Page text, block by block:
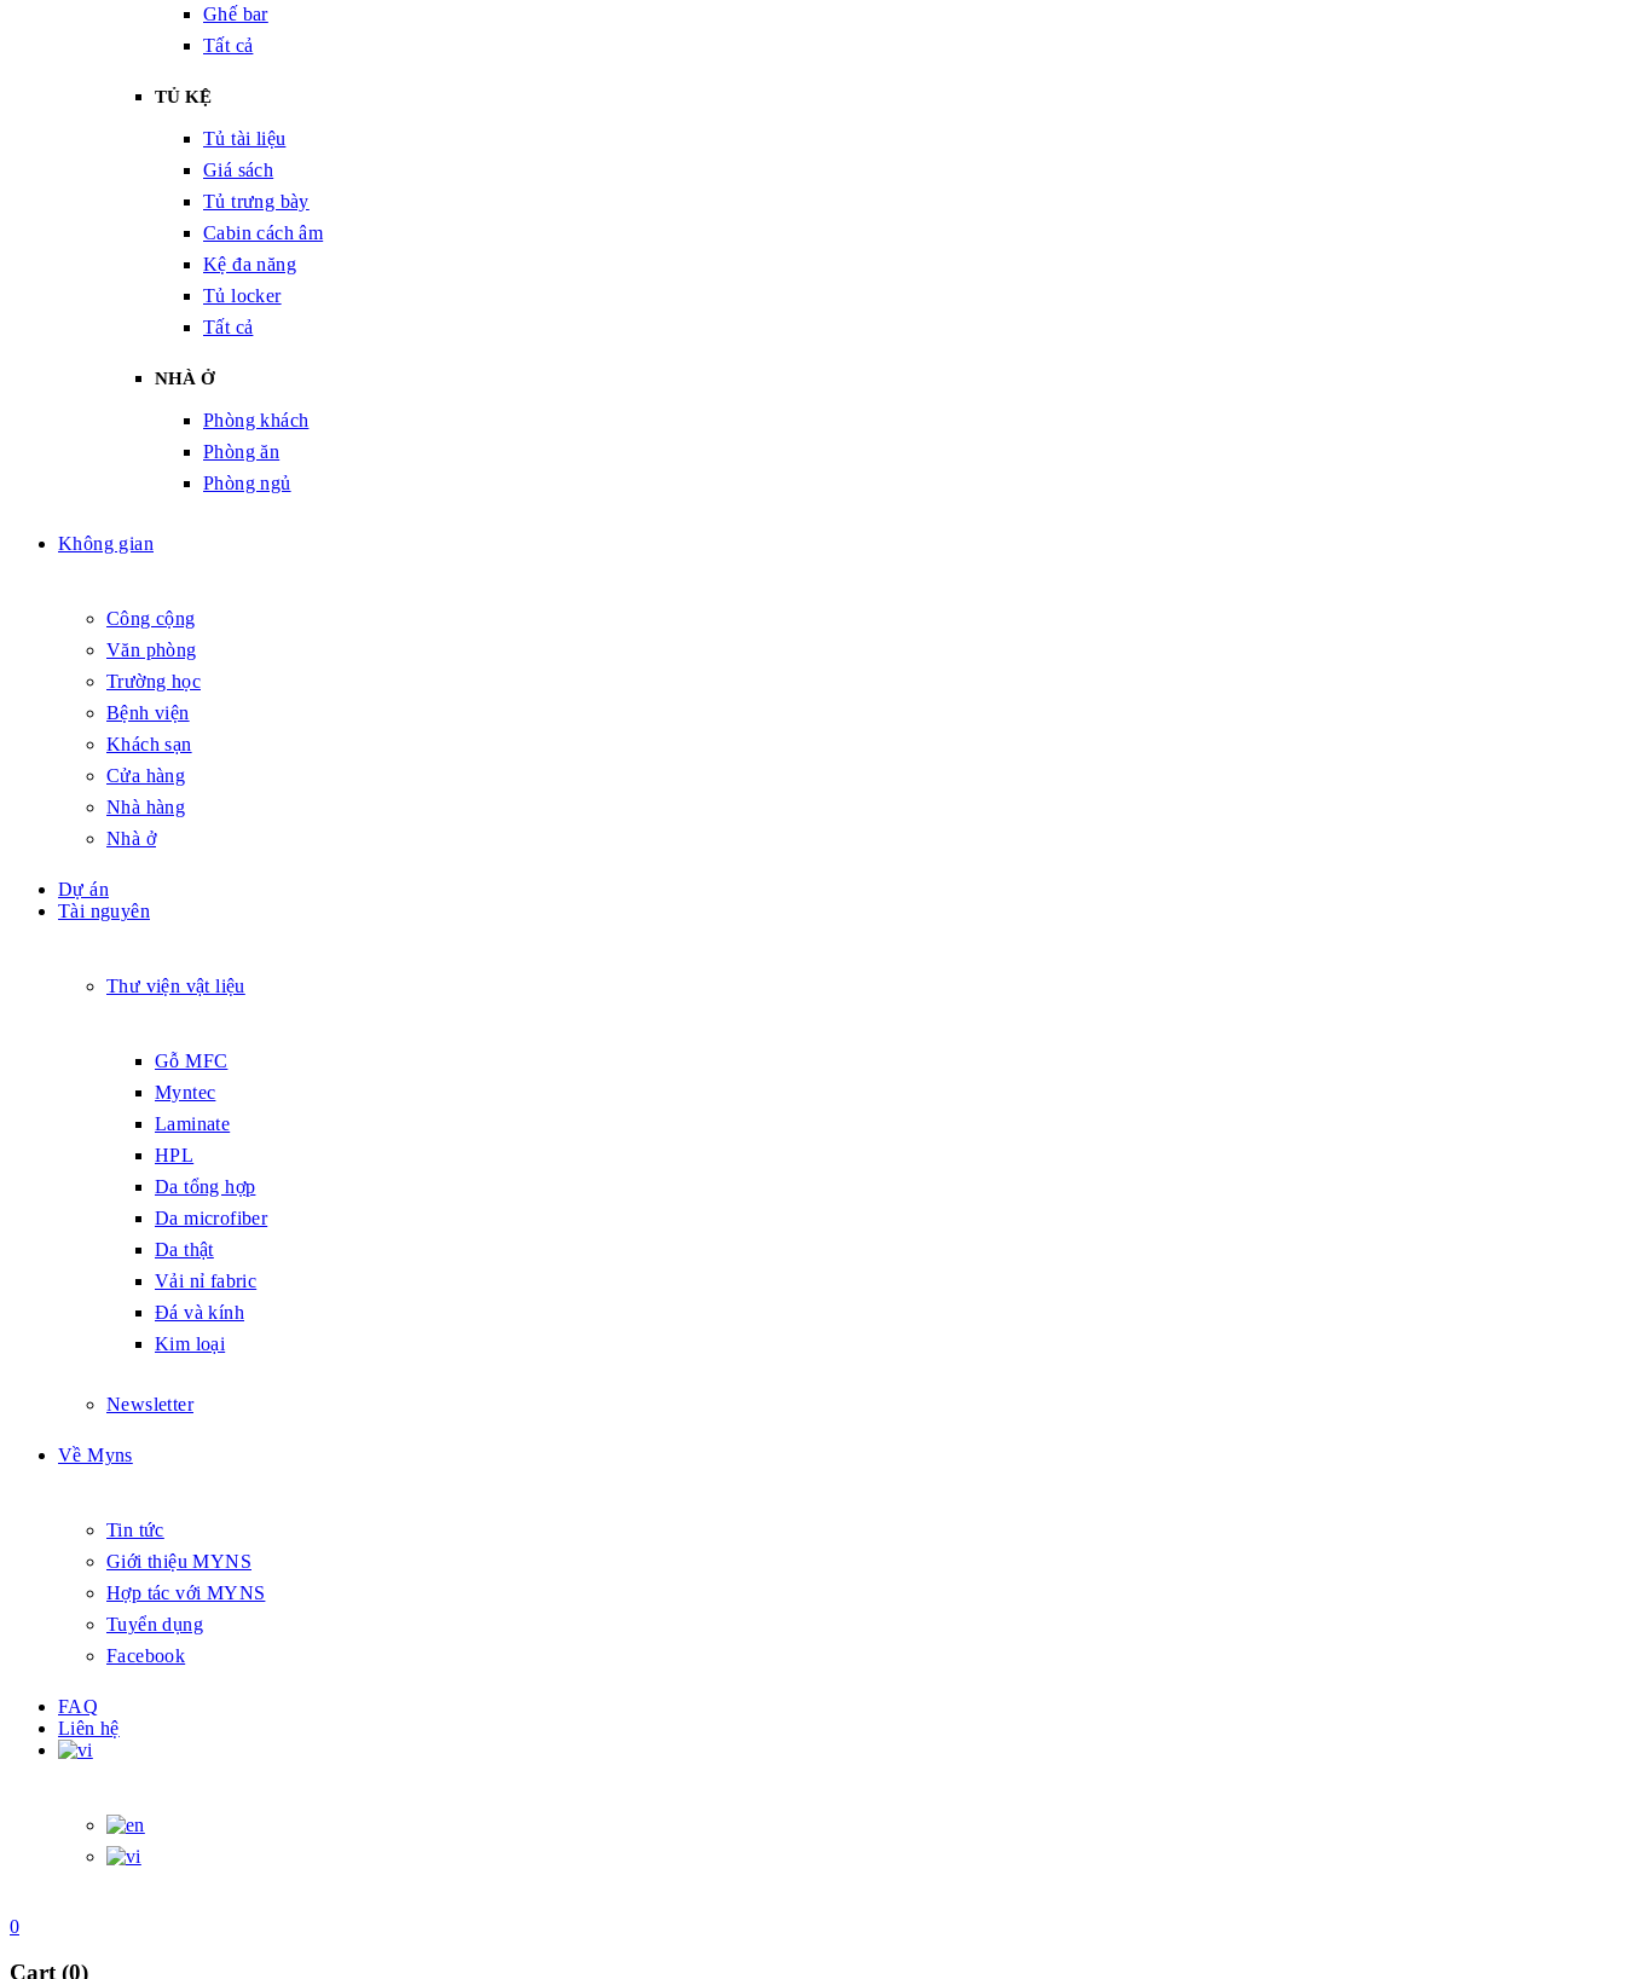
Ghế bar
Tất cả
TỦ KỆ
Tủ tài liệu
Giá sách
Tủ trưng bày
Cabin cách âm
Kệ đa năng
Tủ locker
Tất cả
NHÀ Ở
Phòng khách
Phòng ăn
Phòng ngủ
Không gian
Công cộng
Văn phòng
Trường học
Bệnh viện
Khách sạn
Cửa hàng
Nhà hàng
Nhà ở
Dự án
Tài nguyên
Thư viện vật liệu
Gỗ MFC
Myntec
Laminate
HPL
Da tổng hợp
Da microfiber
Da thật
Vải nỉ fabric
Đá và kính
Kim loại
Newsletter
Về Myns
Tin tức
Giới thiệu MYNS
Hợp tác với MYNS
Tuyển dụng
Facebook
FAQ
Liên hệ
0
Cart (0)